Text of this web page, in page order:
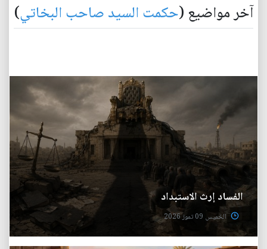
آخر مواضيع (حكمت السيد صاحب البخاتي)
الفساد إرث الاستبداد
الخميس 09 تموز 2026